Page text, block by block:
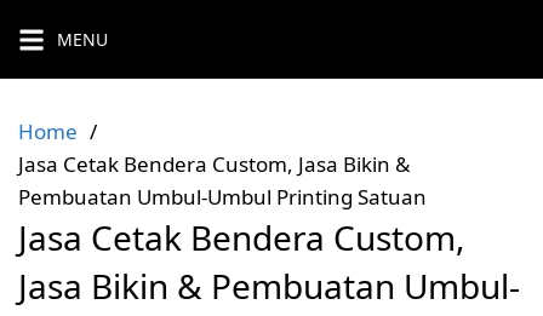
content
MENU
Home
Jasa Cetak Bendera Custom, Jasa Bikin &
Pembuatan Umbul-Umbul Printing Satuan
Jasa Cetak Bendera Custom,
Jasa Bikin & Pembuatan Umbul-